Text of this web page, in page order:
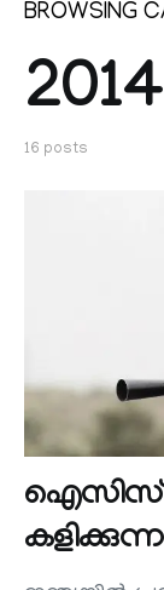
BROWSING
16 posts
ഐസിസ്